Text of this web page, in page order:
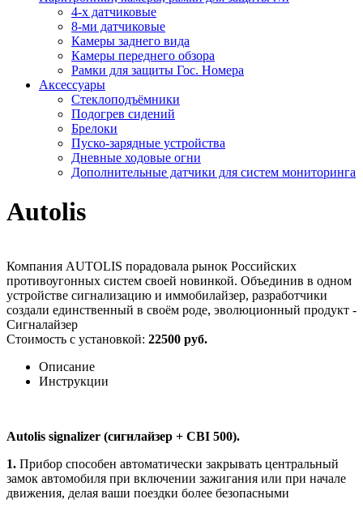
4-х датчиковые
8-ми датчиковые
Камеры заднего вида
Камеры переднего обзора
Рамки для защиты Гос. Номера
Аксессуары
Стеклоподъёмники
Подогрев сидений
Брелоки
Пуско-зарядные устройства
Дневные ходовые огни
Дополнительные датчики для систем мониторинга
Autolis
Компания AUTOLIS порадовала рынок Российских
противоугонных систем своей новинкой. Объединив в одном
устройстве сигнализацию и иммобилайзер, разработчики
создали единственный в своём роде, эволюционный продукт -
Сигналайзер
Стоимость с установкой: 22500 руб.
Описание
Инструкции
Autolis signalizer (сигнлайзер + CBI 500).
1. Прибор способен автоматически закрывать центральный
замок автомобиля при включении зажигания или при начале
движения, делая ваши поездки более безопасными